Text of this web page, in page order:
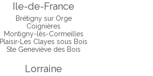
Ile-de-France
Brétigny sur Orge
Coignières
Montigny-lès-Cormeilles
Plaisir-Les Clayes sous Bois
Ste Geneviève des Bois
Lorraine